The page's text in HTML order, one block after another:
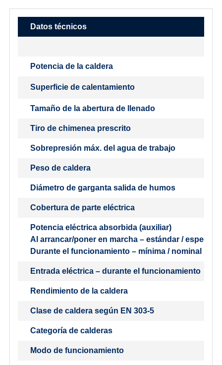
Datos técnicos
Potencia de la caldera
Superficie de calentamiento
Tamaño de la abertura de llenado
Tiro de chimenea prescrito
Sobrepresión máx. del agua de trabajo
Peso de caldera
Diámetro de garganta salida de humos
Cobertura de parte eléctrica
Potencia eléctrica absorbida (auxiliar)
Al arrancar/poner en marcha – estándar / especial
Durante el funcionamiento – mínima / nominal
Entrada eléctrica – durante el funcionamiento
Rendimiento de la caldera
Clase de caldera según EN 303-5
Categoría de calderas
Modo de funcionamiento